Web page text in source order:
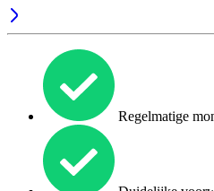
Regelmatige